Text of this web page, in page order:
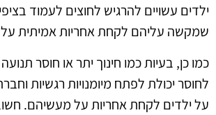
ילדים עשויים להרגיש לחוצים לעמוד
שמקשה עליהם לקחת אחריות אמיתית
כמו כן, בעיות כמו חינוך יתר או חוסר
לחוסר יכולת לפתח מיומנויות רגשיות
על ילדים לקחת אחריות על מעשיהם.